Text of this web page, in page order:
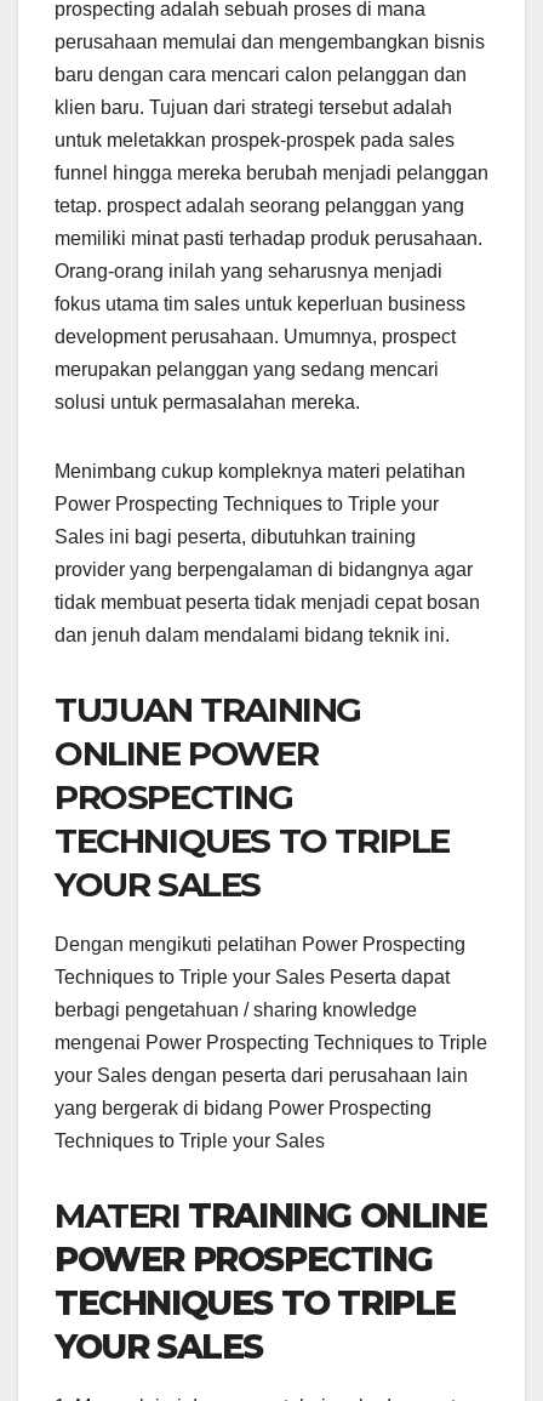
prospecting adalah sebuah proses di mana
perusahaan memulai dan mengembangkan bisnis
baru dengan cara mencari calon pelanggan dan
klien baru. Tujuan dari strategi tersebut adalah
untuk meletakkan prospek-prospek pada sales
funnel hingga mereka berubah menjadi pelanggan
tetap. prospect adalah seorang pelanggan yang
memiliki minat pasti terhadap produk perusahaan.
Orang-orang inilah yang seharusnya menjadi
fokus utama tim sales untuk keperluan business
development perusahaan. Umumnya, prospect
merupakan pelanggan yang sedang mencari
solusi untuk permasalahan mereka.
Menimbang cukup kompleknya materi pelatihan
Power Prospecting Techniques to Triple your
Sales ini bagi peserta, dibutuhkan training
provider yang berpengalaman di bidangnya agar
tidak membuat peserta tidak menjadi cepat bosan
dan jenuh dalam mendalami bidang teknik ini.
TUJUAN TRAINING
ONLINE POWER
PROSPECTING
TECHNIQUES TO TRIPLE
YOUR SALES
Dengan mengikuti pelatihan Power Prospecting
Techniques to Triple your Sales Peserta dapat
berbagi pengetahuan / sharing knowledge
mengenai Power Prospecting Techniques to Triple
your Sales dengan peserta dari perusahaan lain
yang bergerak di bidang Power Prospecting
Techniques to Triple your Sales
MATERI TRAINING ONLINE
POWER PROSPECTING
TECHNIQUES TO TRIPLE
YOUR SALES